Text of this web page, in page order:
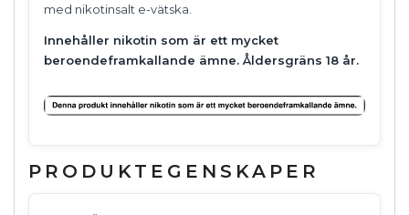
med nikotinsalt e-vätska.
Innehåller nikotin som är ett mycket
beroendeframkallande ämne. Åldersgräns 18 år.
PRODUKTEGENSKAPER